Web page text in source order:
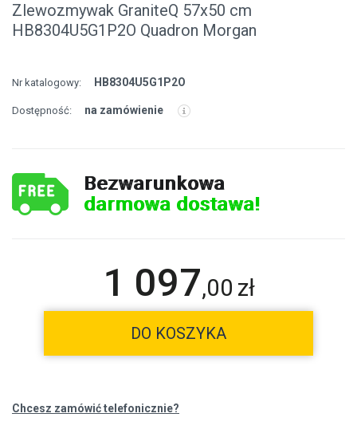
Zlewozmywak GraniteQ 57x50 cm
HB8304U5G1P2O Quadron Morgan
Nr katalogowy: HB8304U5G1P2O
Dostępność: na zamówienie
Bezwarunkowa
darmowa dostawa!
1 097,00 zł
DO KOSZYKA
Chcesz zamówić telefonicznie?